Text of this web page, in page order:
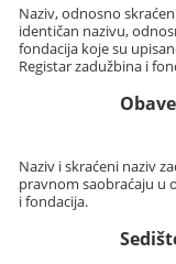
Naziv, odnosno
identičan nazivu,
fondacija koje su
Registar zadužbina i
Naziv i skraćeni naziv
pravnom saobraćaju u
i fondacija.